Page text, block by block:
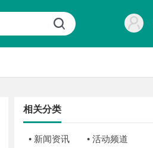
相关分类
• 新闻资讯 • 活动频道